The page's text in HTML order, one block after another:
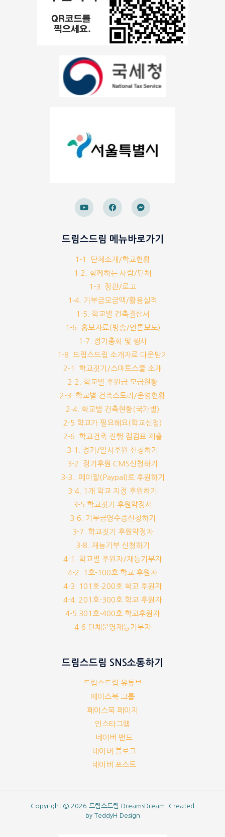
드림스드림 메뉴바로가기
1-1. 단체소개/학교현황
1-2. 함께하는 사람/단체
1-3. 정관/로고
1-4. 기부금모금액/활용실적
1-5. 학교별 건축결산서
1-6. 홍보자료(방송/언론보도)
1-7. 정기총회 및 행사
1-8. 드림스드림 소개자료 다운받기
2-1. 학교짓기/스마트스쿨 소개
2-2. 학교별 후원금 모금현황
2-3. 학교별 건축스토리/운영현황
2-4. 학교별 건축현황(국가별)
2-5 학교가 필요해요(학교신청)
2-6. 학교건축 진행 점검표 제출
3-1. 정기/일시후원 신청하기
3-2. 정기후원 CMS신청하기
3-3.. 페이팔(Paypal)로 후원하기
3-4. 1개 학교 지정 후원하기
3-5.학교짓기 후원약정서
3-6. 기부금영수증신청하기
3-7. 학교짓기 후원약정자
3-8. 재능기부 신청하기
4-1. 학교별 후원자/재능기부자
4-2. 1호-100호 학교 후원자
4-3. 101호-200호 학교 후원자
4-4. 201호-300호 학교 후원자
4-5 301호-400호 학교후원자
4-6 단체운영재능기부자
드림스드림 SNS소통하기
드림스드림 유튜브
페이스북 그룹
페이스북 페이지
인스타그램
네이버 밴드
네이버 블로그
네이버 포스트
Copyright © 2026 드림스드림 DreamsDream. Created
by TeddyH Design